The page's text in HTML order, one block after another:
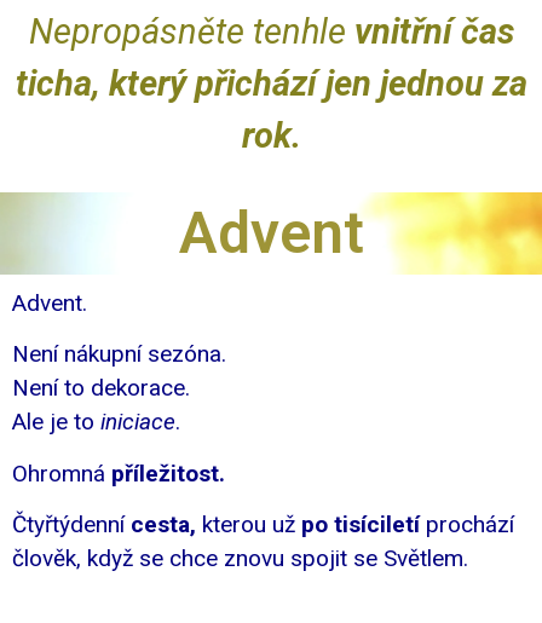
Nepropásněte tenhle vnitřní čas
ticha, který přichází jen jednou za
rok.
Advent
Advent.
Není nákupní sezóna.
Není to dekorace.
Ale je to iniciace.
Ohromná příležitost.
Čtyřtýdenní cesta, kterou už po tisíciletí prochází
člověk, když se chce znovu spojit se Světlem.